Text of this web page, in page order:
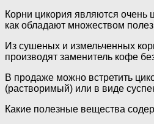
Корни цикория являются очень
как обладают множеством
Из сушеных и измельченных
производят заменитель кофе
В продаже можно встретить
(растворимый) или в виде
Какие полезные вещества